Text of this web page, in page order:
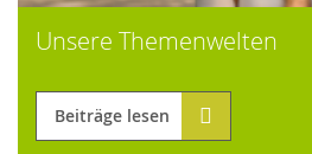
Unsere Themenwelten
Beiträge lesen